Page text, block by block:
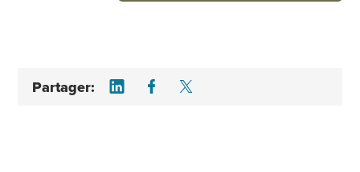
Partager: Share on LinkedIn
Share on Facebook